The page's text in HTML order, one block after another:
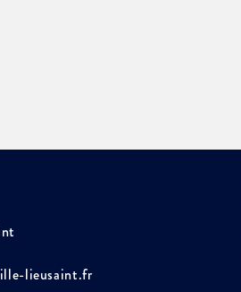
lieusaint.fr